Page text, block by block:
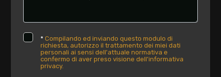
*Compilando ed inviando questo modulo di
richiesta, autorizzo il trattamento dei miei dati
personali ai sensi dell'attuale normativa e
confermo di aver preso visione dell'informativa
privacy.